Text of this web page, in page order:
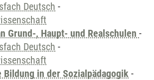
Deutsch -
Grund-, Haupt- und Realschulen -
Deutsch -
Bildung in der Sozialpädagogik -